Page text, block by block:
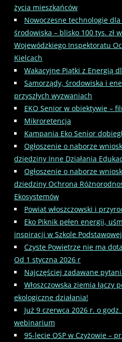
życia mieszkańców
Nowoczesne technologie
środowiska – blisko 100 tys. zł
Wojewódzkiego Inspektoratu
Kielcach
Wakacyjne Piątki z Energią
Samorządy, środowiska i
przyszłych wyzwaniach
EKO Senior w obiektywie –
Mikroretencja
Kampania Eko Senior
Ogłoszenie o naborze
dziedziny Inne Działania
Ogłoszenie o naborze
dziedziny Ochrona
Ekosystemów
Powiat włoszczowski i
Eko Piknik pełen energii,
inspiracji w Szkole
Czyste Powietrze nie ma
Od 1 styczna 2026 r
Najczęściej zadawane
Włoszczowska ziemia łączy
ekologiczne działania!
Już 9 czerwca 2026 r. o
webinarium
95-lecie OSP w Czyżowie –